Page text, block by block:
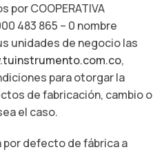
COOPERATIVA
483 865 – 0 nombre
unidades de negocio las
,
para otorgar la
de fabricación, cambio o
el caso.
defecto de fábrica a